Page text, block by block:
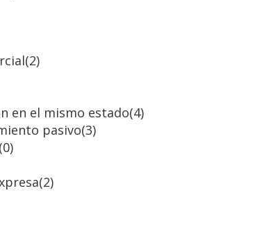
(2)
en el mismo estado(4)
pasivo(3)
(0)
(2)